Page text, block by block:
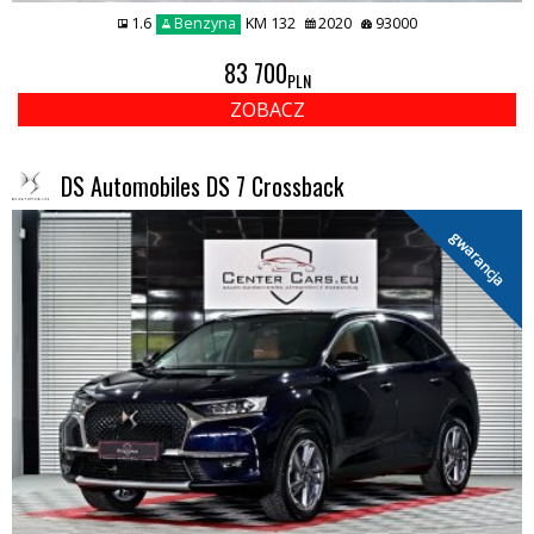
1.6 Benzyna KM 132 2020 93000
83 700PLN
ZOBACZ
DS Automobiles DS 7 Crossback
gwarancja